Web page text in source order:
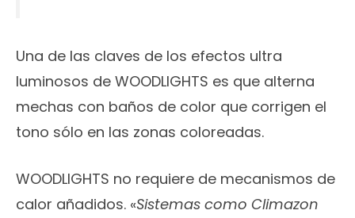
Una de las claves de los efectos ultra
luminosos de WOODLIGHTS es que alterna
mechas con baños de color que corrigen el
tono sólo en las zonas coloreadas.
WOODLIGHTS no requiere de mecanismos de
calor añadidos. «Sistemas como Climazon